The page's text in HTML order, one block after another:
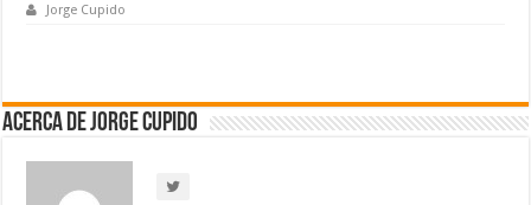
Jorge Cupido
Acerca de Jorge Cupido